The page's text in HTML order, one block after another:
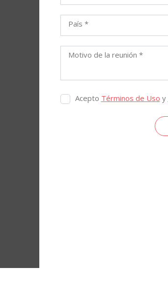
País *
Motivo de la reunión *
Acepto Términos de Uso y